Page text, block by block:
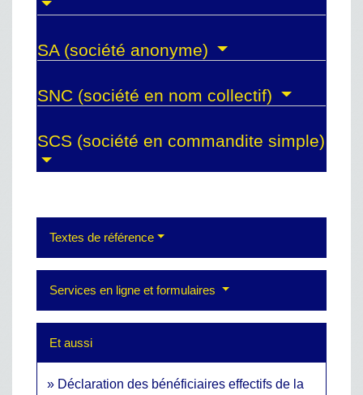
SA (société anonyme)
SNC (société en nom collectif)
SCS (société en commandite simple)
Textes de référence
Services en ligne et formulaires
Et aussi
Déclaration des bénéficiaires effectifs de la